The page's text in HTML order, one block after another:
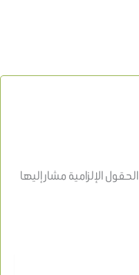
الحقول الإلزامية مشار إليها